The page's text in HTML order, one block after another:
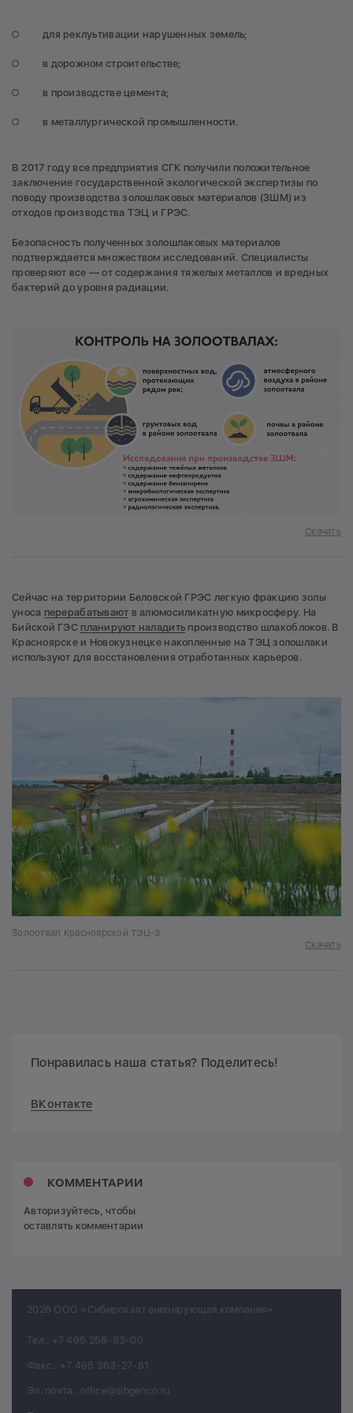
для реклуьтивации нарушенных земель;
в дорожном строительстве;
в производстве цемента;
в металлургической промышленности.
В 2017 году все предприятия СГК получили положительное
заключение государственной экологической экспертизы по
поводу производства золошлаковых материалов (ЗШМ) из
отходов производства ТЭЦ и ГРЭС.
Безопасность полученных золошлаковых материалов
подтверждается множеством исследований. Специалисты
проверяют все — от содержания тяжелых металлов и вредных
бактерий до уровня радиации.
Скачать
Сейчас на территории Беловской ГРЭС легкую фракцию золы
уноса перерабатывают в алюмосиликатную микросферу. На
Бийской ГЭС планируют наладить производство шлакоблоков. В
Красноярске и Новокузнецке накопленные на ТЭЦ золошлаки
используют для восстановления отработанных карьеров.
Золоотвал Красноярской ТЭЦ-3
Скачать
Понравилась наша статья? Поделитесь!
ВКонтакте
КОММЕНТАРИИ
Авторизуйтесь, чтобы
оставлять комментарии
2026 ООО «Сибирская генерирующая компания»
Тел.: +7 495 258-83-00
Факс.: +7 495 363-27-81
Эл. почта.: office@sibgenco.ru